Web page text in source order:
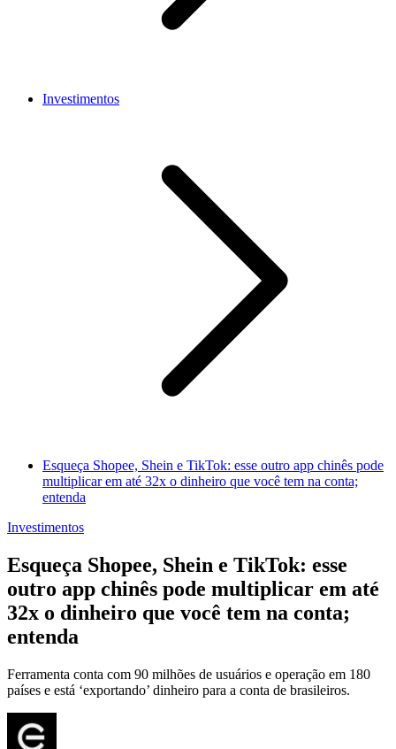
Investimentos
Esqueça Shopee, Shein e TikTok: esse outro app chinês pode
multiplicar em até 32x o dinheiro que você tem na conta;
entenda
Investimentos
Esqueça Shopee, Shein e TikTok: esse
outro app chinês pode multiplicar em até
32x o dinheiro que você tem na conta;
entenda
Ferramenta conta com 90 milhões de usuários e operação em 180
países e está ‘exportando’ dinheiro para a conta de brasileiros.